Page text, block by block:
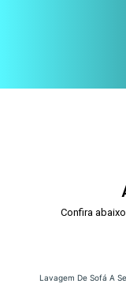
Confira
Lavagem De Sofá A